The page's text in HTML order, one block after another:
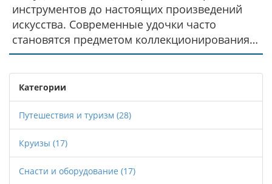
инструментов до настоящих произведений
искусства. Современные удочки часто
становятся предметом коллекционирования,
стоимость которых может достигать
невообразимых цифр. Исследуем, какие
удочки изготавливаются вручную, кто их
покупает и какие исторические экземпляры
всё ещё поражают воображение. Узнаем о
самых дорогих удочках, существующих в
рыболовном мире, и о том, почему
некоторые люди готовы платить за них целые
состояния.
Категории
Путешествия и туризм (28)
Круизы (17)
Снасти и оборудование (17)